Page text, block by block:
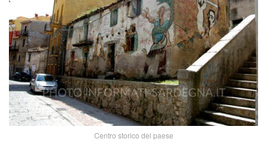
Centro storico del paese